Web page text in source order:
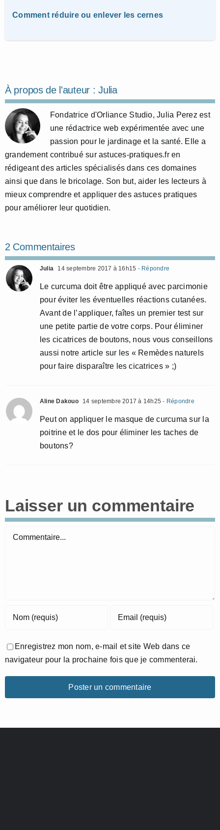
Comment réduire ou enlever les cernes
À propos de l'auteur :Julia
Fondatrice d'Orliance Studio, Julia Perez est
une rédactrice web expérimentée avec une
passion pour le jardinage et la santé. Elle a
grandement contribué sur astuces-pratiques.fr en
rédigeant des articles spécialisés dans ces domaines
ainsi que dans le bricolage. Son but, aider les lecteurs à
mieux comprendre et appliquer des astuces pratiques
pour améliorer leur quotidien.
2 Commentaires
Julia 14 septembre 2017 à 16h15 - Répondre
Le curcuma doit être appliqué avec parcimonie
pour éviter les éventuelles réactions cutanées.
Avant de l’appliquer, faîtes un premier test sur
une petite partie de votre corps. Pour éliminer
les cicatrices de boutons, nous vous conseillons
aussi notre article sur les « Remèdes naturels
pour faire disparaître les cicatrices » ;)
Aline Dakouo 14 septembre 2017 à 14h25 - Répondre
Peut on appliquer le masque de curcuma sur la
poitrine et le dos pour éliminer les taches de
boutons?
Laisser un commentaire
Commentaire
Enregistrez mon nom, e-mail et site Web dans ce
navigateur pour la prochaine fois que je commenterai.